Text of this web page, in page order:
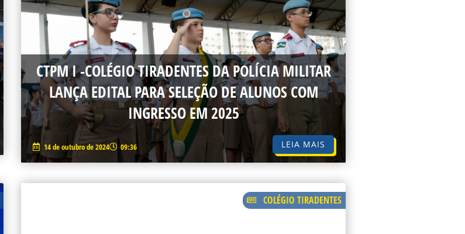
CTPM I -COLÉGIO TIRADENTES DA POLÍCIA MILITAR
LANÇA EDITAL PARA SELEÇÃO DE ALUNOS COM
INGRESSO EM 2025
14 de outubro de 2024 09:36 LEIA MAIS
COLÉGIO TIRADENTES